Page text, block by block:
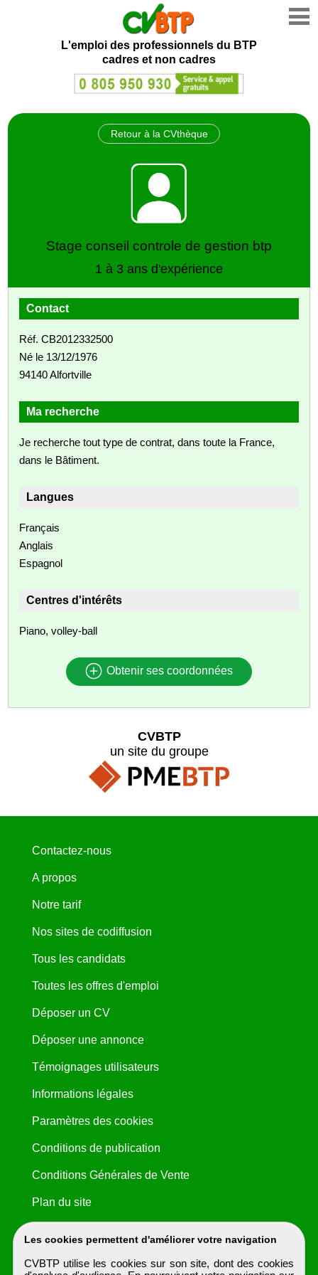
L'emploi des professionnels du BTP
cadres et non cadres
Retour à la CVthèque
Stage conseil controle de gestion btp
1 à 3 ans d'expérience
Contact
Réf. CB2012332500
Né le 13/12/1976
94140 Alfortville
Ma recherche
Je recherche tout type de contrat, dans toute la France,
dans le Bâtiment.
Langues
Français
Anglais
Espagnol
Centres d'intérêts
Piano, volley-ball
Obtenir ses coordonnées
Les cookies permettent d'améliorer votre navigation
CVBTP utilise les cookies sur son site, dont des cookies
CVBTP
un site du groupe
Contactez-nous
A propos
Notre tarif
Nos sites de codiffusion
Tous les candidats
Toutes les offres d'emploi
Déposer un CV
Déposer une annonce
Témoignages utilisateurs
Informations légales
Paramètres des cookies
Conditions de publication
Conditions Générales de Vente
Plan du site